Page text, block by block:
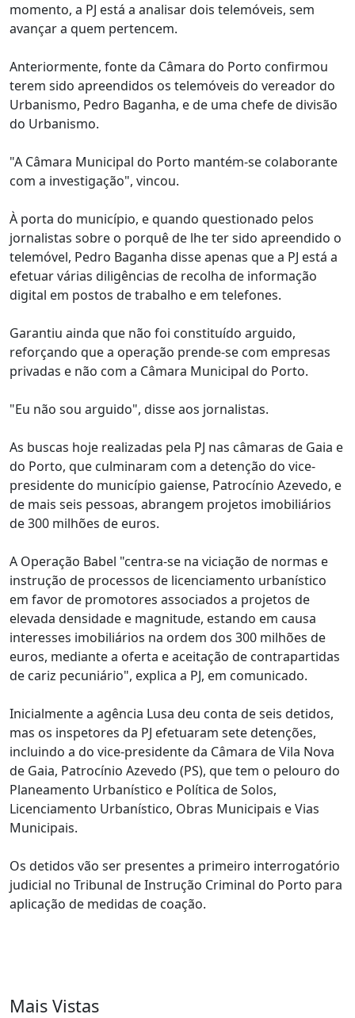
momento, a PJ está a analisar dois telemóveis, sem
avançar a quem pertencem.
Anteriormente, fonte da Câmara do Porto confirmou
terem sido apreendidos os telemóveis do vereador do
Urbanismo, Pedro Baganha, e de uma chefe de divisão
do Urbanismo.
"A Câmara Municipal do Porto mantém-se colaborante
com a investigação", vincou.
À porta do município, e quando questionado pelos
jornalistas sobre o porquê de lhe ter sido apreendido o
telemóvel, Pedro Baganha disse apenas que a PJ está a
efetuar várias diligências de recolha de informação
digital em postos de trabalho e em telefones.
Garantiu ainda que não foi constituído arguido,
reforçando que a operação prende-se com empresas
privadas e não com a Câmara Municipal do Porto.
"Eu não sou arguido", disse aos jornalistas.
As buscas hoje realizadas pela PJ nas câmaras de Gaia e
do Porto, que culminaram com a detenção do vice-
presidente do município gaiense, Patrocínio Azevedo, e
de mais seis pessoas, abrangem projetos imobiliários
de 300 milhões de euros.
A Operação Babel "centra-se na viciação de normas e
instrução de processos de licenciamento urbanístico
em favor de promotores associados a projetos de
elevada densidade e magnitude, estando em causa
interesses imobiliários na ordem dos 300 milhões de
euros, mediante a oferta e aceitação de contrapartidas
de cariz pecuniário", explica a PJ, em comunicado.
Inicialmente a agência Lusa deu conta de seis detidos,
mas os inspetores da PJ efetuaram sete detenções,
incluindo a do vice-presidente da Câmara de Vila Nova
de Gaia, Patrocínio Azevedo (PS), que tem o pelouro do
Planeamento Urbanístico e Política de Solos,
Licenciamento Urbanístico, Obras Municipais e Vias
Municipais.
Os detidos vão ser presentes a primeiro interrogatório
judicial no Tribunal de Instrução Criminal do Porto para
aplicação de medidas de coação.
Mais Vistas